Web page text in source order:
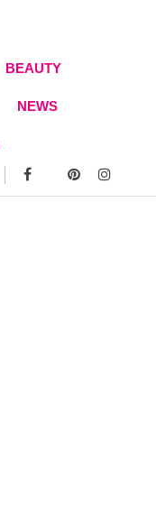
BEAUTY
NEWS